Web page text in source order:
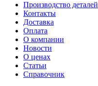
Производство деталей
Контакты
Доставка
Оплата
О компании
Новости
О ценах
Статьи
Справочник